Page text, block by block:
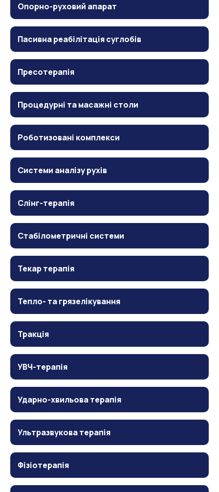
Опорно-руховий апарат
Пасивна реабілітація суглобів
Пресотерапія
Процедурні та масажні столи
Роботизовані комплекси
Системи аналізу рухів
Слінг-терапія
Стабілометричні системи
Текар терапія
Тепло- та грязелікування
Тракція
УВЧ-терапія
Ударно-хвильова терапія
Ультразвукова терапія
Фізіотерапія